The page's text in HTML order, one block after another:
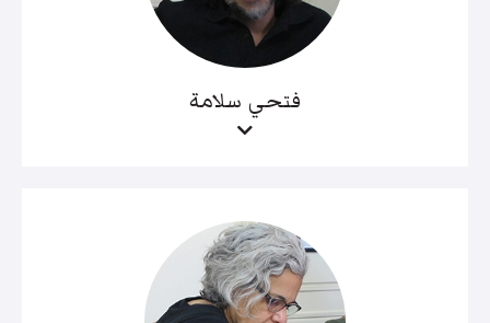
فتحي سلامة